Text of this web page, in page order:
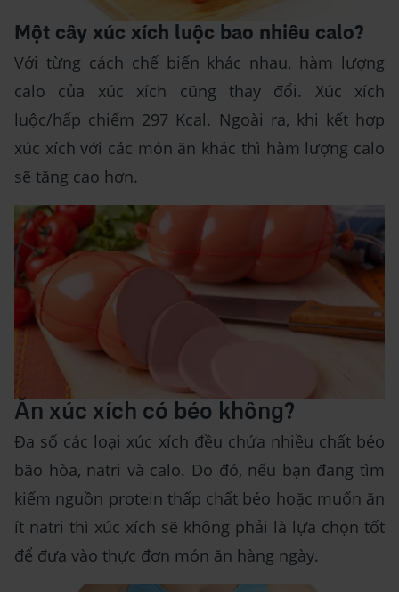
Một cây xúc xích luộc bao nhiêu calo?
Với từng cách chế biến khác nhau, hàm lượng
calo của xúc xích cũng thay đổi. Xúc xích
luộc/hấp chiếm 297 Kcal. Ngoài ra, khi kết hợp
xúc xích với các món ăn khác thì hàm lượng calo
sẽ tăng cao hơn.
Ăn xúc xích có béo không?
Đa số các loại xúc xích đều chứa nhiều chất béo
bão hòa, natri và calo. Do đó, nếu bạn đang tìm
kiếm nguồn protein thấp chất béo hoặc muốn ăn
ít natri thì xúc xích sẽ không phải là lựa chọn tốt
để đưa vào thực đơn món ăn hàng ngày.